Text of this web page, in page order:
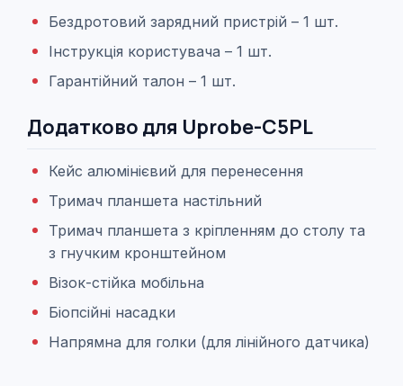
Бездротовий зарядний пристрій – 1 шт.
Інструкція користувача – 1 шт.
Гарантійний талон – 1 шт.
Додатково для Uprobe-C5PL
Кейс алюмінієвий для перенесення
Тримач планшета настільний
Тримач планшета з кріпленням до столу та
з гнучким кронштейном
Візок-стійка мобільна
Біопсійні насадки
Напрямна для голки (для лінійного датчика)